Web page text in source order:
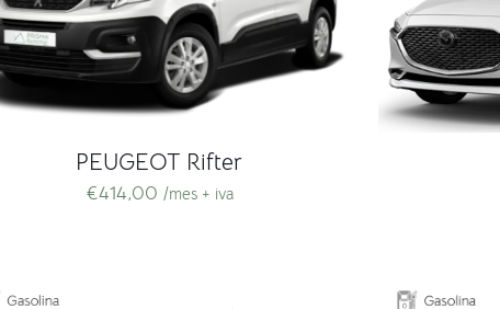
PEUGEOT Rifter
€414,00 /mes + iva